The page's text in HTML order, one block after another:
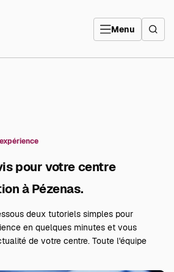
Menu
pour votre centre
à Pézenas.
deux tutoriels simples pour
en quelques minutes et vous
de votre centre. Toute l'équipe